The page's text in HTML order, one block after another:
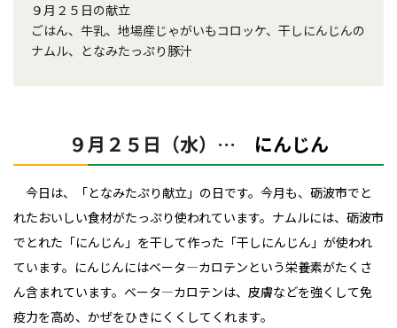
９月２５日の献立
ごはん、牛乳、地場産じゃがいもコロッケ、干しにんじんの
ナムル、となみたっぷり豚汁
９月２５日（水）… にんじん
今日は、「となみたぷり献立」の日です。今月も、砺波市でと
れたおいしい食材がたっぷり使われています。ナムルには、砺波市
でとれた「にんじん」を干して作った「干しにんじん」が使われ
ています。 にんじんにはベータ―カロテンという栄養素がたくさ
ん含まれています。ベータ―カロテンは、皮膚などを強くして免
疫力を高め、かぜをひきにくくしてくれます。